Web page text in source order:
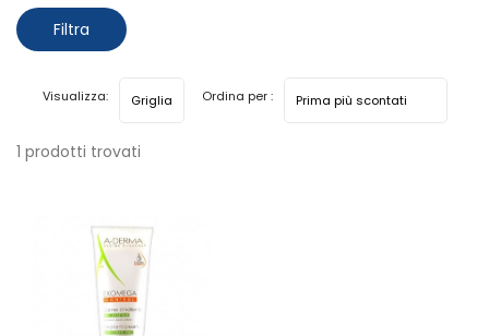
Filtra
1 prodotti trovati
Visualizza: Ordina per :